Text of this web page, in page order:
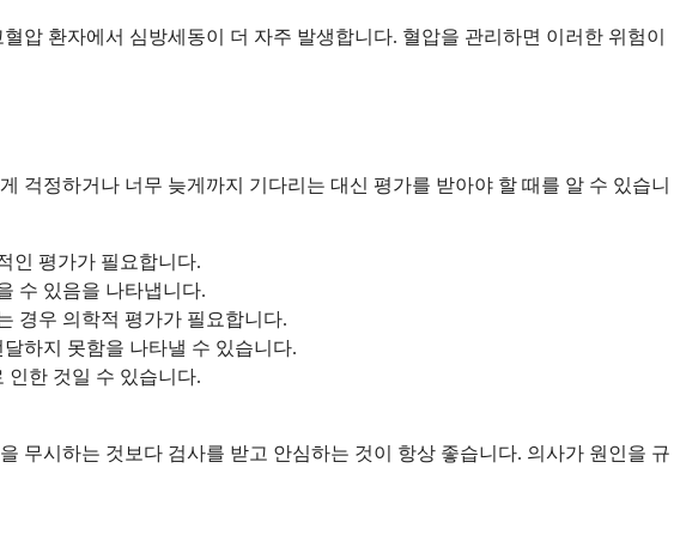
압 환자에서 심방세동이 더 자주 발생합니다. 혈압을 관리하면 이러한 위험이
걱정하거나 너무 늦게까지 기다리는 대신 평가를 받아야 할 때를 알 수 있습니
인 평가가 필요합니다.
수 있음을 나타냅니다.
경우 의학적 평가가 필요합니다.
하지 못함을 나타낼 수 있습니다.
인한 것일 수 있습니다.
무시하는 것보다 검사를 받고 안심하는 것이 항상 좋습니다. 의사가 원인을 규